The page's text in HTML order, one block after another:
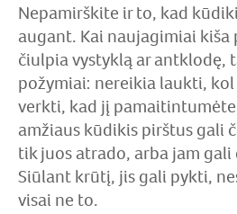
Nepamirškite ir to, kad
augant. Kai naujagimiai kiša
čiulpia vystyklą ar antklodę,
požymiai: nereikia laukti,
verkti, kad jį
amžiaus kūdikis pirštus gali
tik juos atrado, arba jam
Siūlant krūtį, jis gali pykti,
visai ne to.